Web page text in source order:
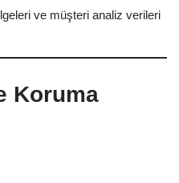
ve müşteri analiz verileri
Koruma